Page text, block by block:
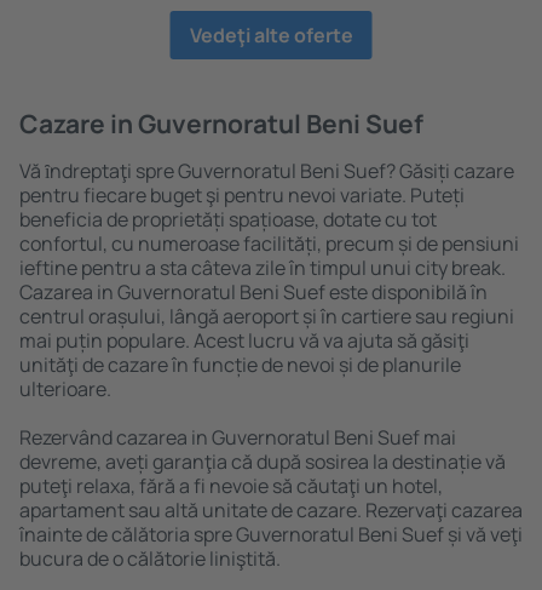
Vedeţi alte oferte
Cazare in Guvernoratul Beni Suef
Vă ȋndreptaţi spre Guvernoratul Beni Suef? Găsiți cazare
pentru fiecare buget şi pentru nevoi variate. Puteți
beneficia de proprietăți spațioase, dotate cu tot
confortul, cu numeroase facilități, precum și de pensiuni
ieftine pentru a sta câteva zile în timpul unui city break.
Cazarea in Guvernoratul Beni Suef este disponibilă în
centrul orașului, lângă aeroport și în cartiere sau regiuni
mai puțin populare. Acest lucru vă va ajuta să găsiţi
unităţi de cazare în funcție de nevoi și de planurile
ulterioare.
Rezervând cazarea in Guvernoratul Beni Suef mai
devreme, aveți garanţia că după sosirea la destinație vă
puteţi relaxa, fără a fi nevoie să căutaţi un hotel,
apartament sau altă unitate de cazare. Rezervaţi cazarea
înainte de călătoria spre Guvernoratul Beni Suef și vă veţi
bucura de o călătorie liniştită.